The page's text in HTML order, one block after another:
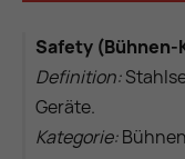
Safety
Definition:
Geräte.
Kategorie: